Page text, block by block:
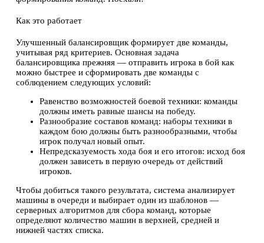
Как это работает
Улучшенный балансировщик формирует две команды,
учитывая ряд критериев. Основная задача
балансировщика прежняя — отправить игрока в бой как
можно быстрее и сформировать две команды с
соблюдением следующих условий:
Равенство возможностей боевой техники: команды
должны иметь равные шансы на победу.
Разнообразие составов команд: наборы техники в
каждом бою должны быть разнообразными, чтобы
игрок получал новый опыт.
Непредсказуемость хода боя и его итогов: исход боя
должен зависеть в первую очередь от действий
игроков.
Чтобы добиться такого результата, система анализирует
машины в очереди и выбирает один из шаблонов —
серверных алгоритмов для сбора команд, которые
определяют количество машин в верхней, средней и
нижней частях списка.